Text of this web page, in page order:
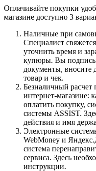
Оплачивайте покупки
магазине доступно 3
Наличные при
Специалист
уточнить время и
купюры. Вы
документы, вносите
товар и чек.
Безналичный
интернет-магазине:
оплатить покупку,
системы ASSIST.
действия и имя
Электронные
WebMoney и
система
сервиса. Здесь
инструкции.